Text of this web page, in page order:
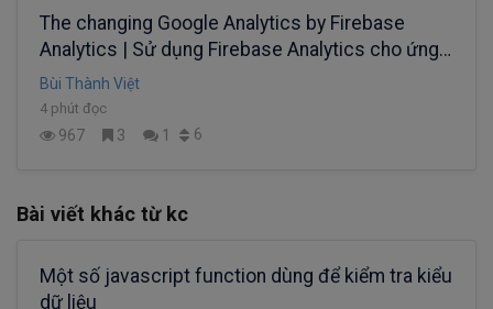
The changing Google Analytics by Firebase
Analytics | Sử dụng Firebase Analytics cho ứng
dụng của bạn
Bùi Thành Việt
4 phút đọc
967 3 1 6
Bài viết khác từ kc
Một số javascript function dùng để kiểm tra kiểu
dữ liệu